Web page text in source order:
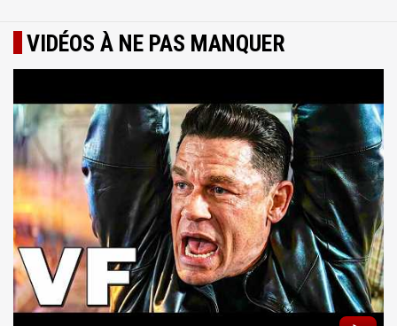
VIDÉOS À NE PAS MANQUER